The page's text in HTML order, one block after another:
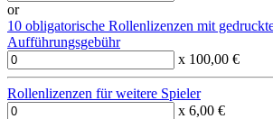
or
10 obligatorische Rollenlizenzen mit
Aufführungsgebühr
x 100,00 €
Rollenlizenzen für weitere Spieler
x 6,00 €